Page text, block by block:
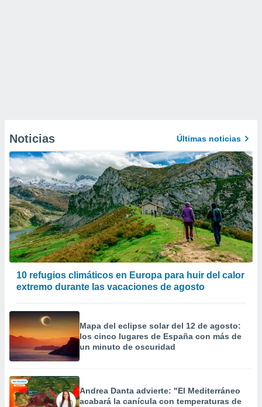
Noticias Últimas noticias
10 refugios climáticos en Europa para huir del calor
extremo durante las vacaciones de agosto
Mapa del eclipse solar del 12 de agosto:
los cinco lugares de España con más de
un minuto de oscuridad
Andrea Danta advierte: "El Mediterráneo
acabará la canícula con temperaturas de